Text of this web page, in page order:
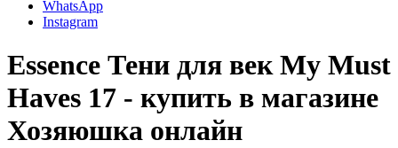
WhatsApp
Instagram
Essence Тени для век My Must
Haves 17 - купить в магазине
Хозяюшка онлайн